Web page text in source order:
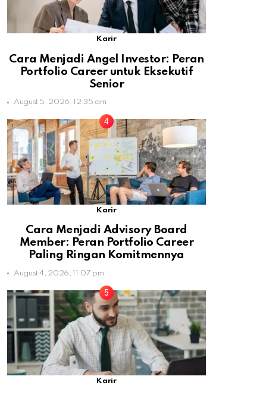
Karir
Cara Menjadi Angel Investor: Peran
Portfolio Career untuk Eksekutif
Senior
August 5, 2026, 12:35 am
Karir
Cara Menjadi Advisory Board
Member: Peran Portfolio Career
Paling Ringan Komitmennya
August 4, 2026, 11:07 pm
Karir